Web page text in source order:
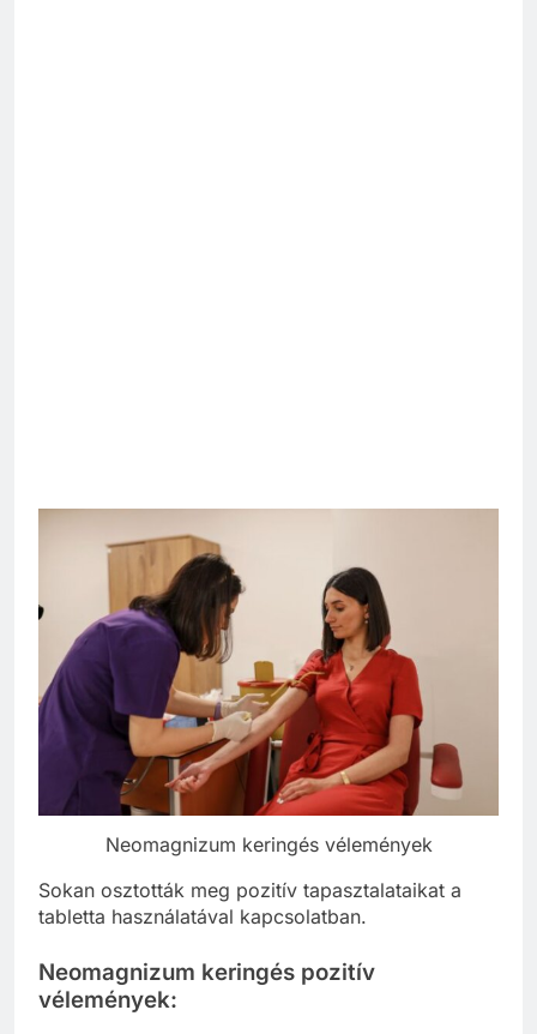
Neomagnizum keringés vélemények
Sokan osztották meg pozitív tapasztalataikat a
tabletta használatával kapcsolatban.
Neomagnizum keringés pozitív
vélemények: